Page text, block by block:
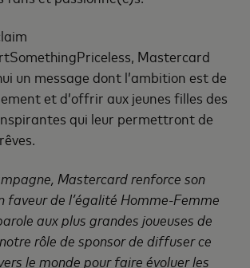
Mastercard
un message dont l’ambition est de
et d’offrir aux jeunes filles des
qui leur permettront de
Mastercard renforce son
faveur de l’égalité Homme-Femme
aux plus grandes joueuses de
rôle de sponsor de diffuser ce
le monde pour faire évoluer les